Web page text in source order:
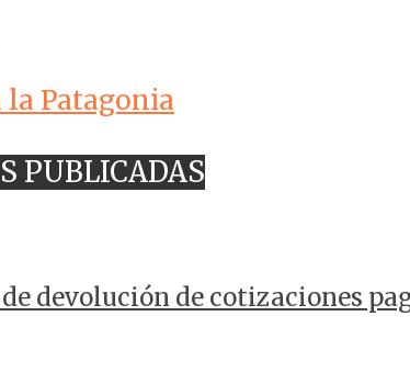
Patagonia
PUBLICADAS
devolución de cotizaciones